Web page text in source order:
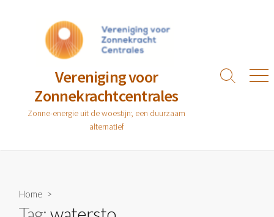
Vereniging voor
Zonnekrachtcentrales
Zonne-energie uit de woestijn; een duurzaam
alternatief
Zoeken
Home >